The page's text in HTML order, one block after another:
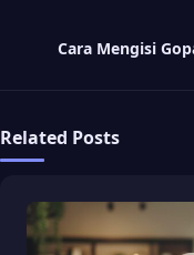
Cara Mengisi
Related Posts